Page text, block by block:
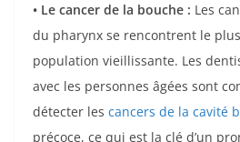
• Le cancer de la bouche : Les
du pharynx se rencontrent le
population vieillissante. Les
avec les personnes âgées sont
détecter les cancers de la cavité
précoce, ce qui est la clé d’un